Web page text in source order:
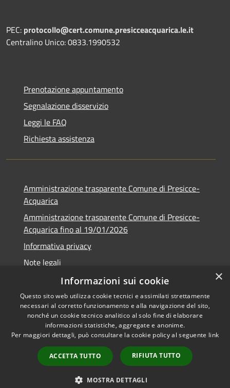
PEC: protocollo@cert.comune.presicceacquarica.le.it
Centralino Unico: 0833.1990532
Prenotazione appuntamento
Segnalazione disservizio
Leggi le FAQ
Richiesta assistenza
Amministrazione trasparente Comune di Presicce-
Acquarica
Amministrazione trasparente Comune di Presicce-
Acquarica fino al 19/01/2026
Informativa privacy
Note legali
Dichiarazione di accessibilità
RSS
Accessibilità
Copyright © 2026 • Comune di
byMunicipium
Accesso
redazione
×
Informazioni sui cookie
Questo sito web utilizza cookie tecnici e assimilati strettamente
necessari al corretto funzionamento e alla navigazione del sito,
nonché un cookie tecnico analitico al solo fine di elaborare
informazioni statistiche, aggregate e anonime.
Per maggiori dettagli, può consultare la cookie policy al seguente link
ACCETTA TUTTO RIFIUTA TUTTO
MOSTRA DETTAGLI